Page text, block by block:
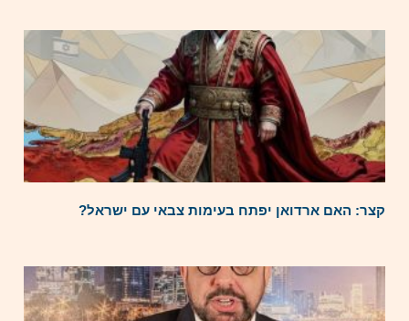
קצר: האם ארדואן יפתח בעימות צבאי עם ישראל?